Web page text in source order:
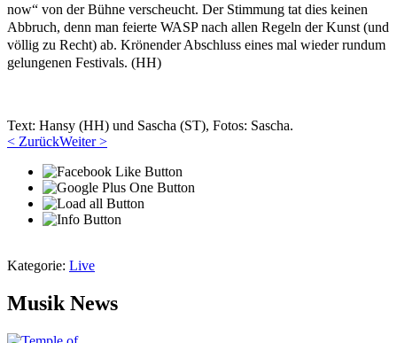
now“ von der Bühne verscheucht. Der Stimmung tat dies keinen
Abbruch, denn man feierte WASP nach allen Regeln der Kunst (und
völlig zu Recht) ab. Krönender Abschluss eines mal wieder rundum
gelungenen Festivals. (HH)
Text: Hansy (HH) und Sascha (ST), Fotos: Sascha.
< ZurückWeiter >
Kategorie: Live
Musik News